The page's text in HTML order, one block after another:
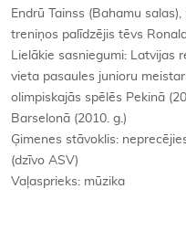
Endrū Tainss (Bahamu
treniņos palīdzējis tēvs
Lielākie sasniegumi: Latvijas
vieta pasaules junioru
olimpiskajās spēlēs Pekinā
Barselonā (2010. g.)
Ģimenes stāvoklis:
(dzīvo ASV)
Vaļasprieks: mūzika